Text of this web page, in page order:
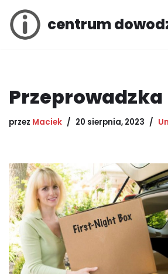
Przejdź
centrum
Przeprowadzka
przez Maciek 20 sierpnia, 2023